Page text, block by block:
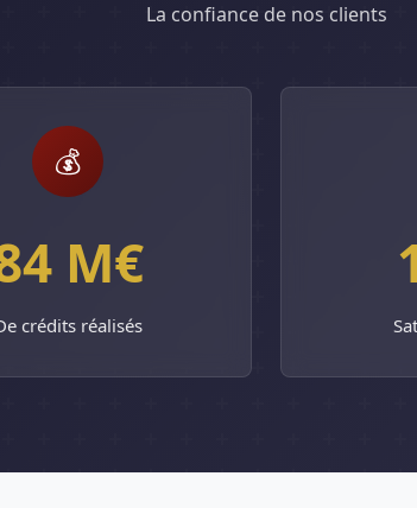
La confiance de nos clients
💰
M€
crédits réalisés